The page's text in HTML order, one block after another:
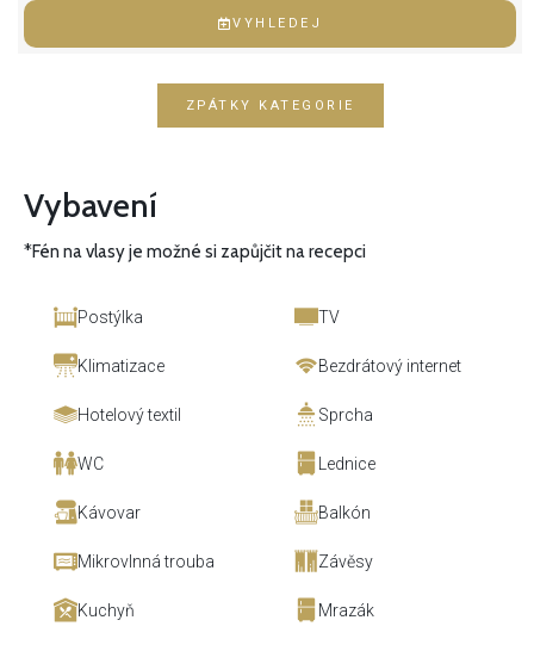
VYHLEDEJ
ZPÁTKY KATEGORIE
Vybavení
*Fén na vlasy je možné si zapůjčit na recepci
Postýlka TV
Klimatizace Bezdrátový internet
Hotelový textil Sprcha
WC Lednice
Kávovar Balkón
Mikrovlnná trouba Závěsy
Kuchyň Mrazák